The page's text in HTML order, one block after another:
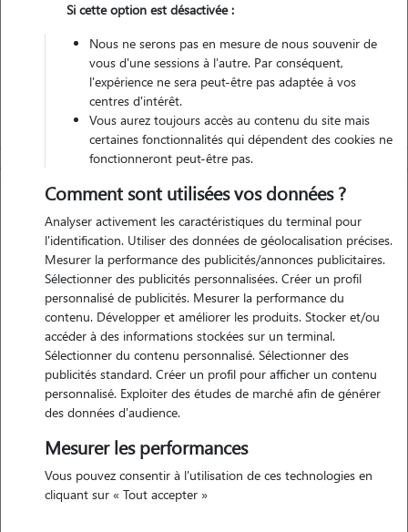
Motivation
j'ai toujours vécu avec des chats: leur présence m'est naturelle et j'ai
une très grande connaissance de leurs besoins et comportements. je
me propose de vous rencontrer afin de me présenter (à mon domicile
ou au votre) afin que vous puissiez vous absenter en toute sérénité.
je suis à votre écoute ainsi qu'à celle de votre protégé. disponible,
réactive, attentionnée et surtout passionnée, je saurai apporter à
votre animal ce dont il a besoin tout en vous envoyant régulièrement
Si cette option est désactivée :
Nous ne serons pas en mesure de nous souvenir de
vous d'une sessions à l'autre. Par conséquent,
l'expérience ne sera peut-être pas adaptée à vos
centres d'intérêt.
Vous aurez toujours accès au contenu du site mais
certaines fonctionnalités qui dépendent des cookies ne
fonctionneront peut-être pas.
Comment sont utilisées vos données ?
Analyser activement les caractéristiques du terminal pour
l'identification. Utiliser des données de géolocalisation précises.
Mesurer la performance des publicités/annonces publicitaires.
Sélectionner des publicités personnalisées. Créer un profil
personnalisé de publicités. Mesurer la performance du
contenu. Développer et améliorer les produits. Stocker et/ou
accéder à des informations stockées sur un terminal.
Sélectionner du contenu personnalisé. Sélectionner des
publicités standard. Créer un profil pour afficher un contenu
personnalisé. Exploiter des études de marché afin de générer
des données d'audience.
Mesurer les performances
Vous pouvez consentir à l'utilisation de ces technologies en
cliquant sur « Tout accepter »